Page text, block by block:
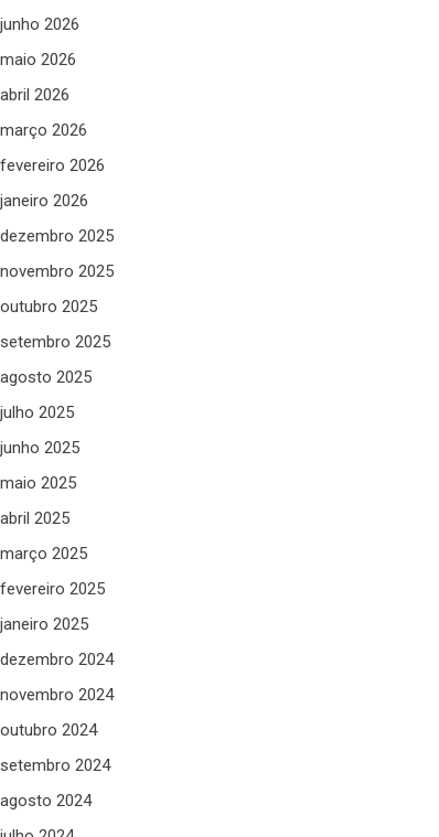
junho 2026
maio 2026
abril 2026
março 2026
fevereiro 2026
janeiro 2026
dezembro 2025
novembro 2025
outubro 2025
setembro 2025
agosto 2025
julho 2025
junho 2025
maio 2025
abril 2025
março 2025
fevereiro 2025
janeiro 2025
dezembro 2024
novembro 2024
outubro 2024
setembro 2024
agosto 2024